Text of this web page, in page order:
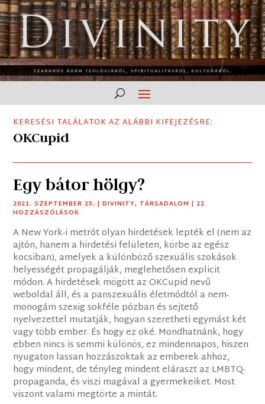
KERESÉSI TALÁLATOK AZ ALÁBBI KIFEJEZÉSRE:
OKCupid
Egy bátor hölgy?
2021. SZEPTEMBER 25. |DIVINITY, TÁRSADALOM | 22
HOZZÁSZÓLÁSOK
A New York-i metrót olyan hirdetések lepték el (nem az
ajtón, hanem a hirdetési felületen, körbe az egész
kocsiban), amelyek a különböző szexuális szokások
helyességét propagálják, meglehetősen explicit
módon. A hirdetések mögött az OKCupid nevű
weboldal áll, és a panszexuális életmódtól a nem-
monogám szexig sokféle pózban és sejtető
nyelvezettel mutatják, hogyan szeretheti egymást két
vagy több ember. És hogy ez oké. Mondhatnánk, hogy
ebben nincs is semmi különös, ez mindennapos, hiszen
nyugaton lassan hozzászoktak az emberek ahhoz,
hogy mindent, de tényleg mindent eláraszt az LMBTQ-
propaganda, és viszi magával a gyermekeiket. Most
viszont valami megtörte a mintát.